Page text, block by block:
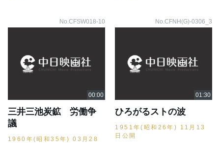
No.CFSW018-10
三井三池炭鉱 労働争
議
1960年(昭和35年) 03月28
No.CFNH(G)-0306_3
ひろがるストの波
1951年(昭和26年) 11月13
日公開